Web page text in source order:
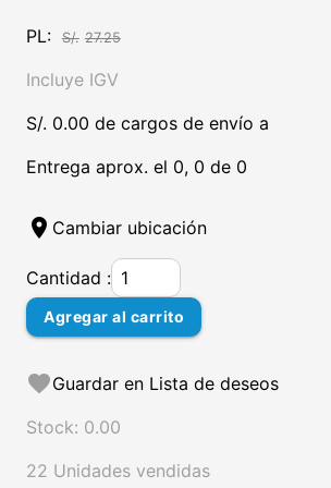
PL: S/. 27.25
Incluye IGV
S/. 0.00 de cargos de envío a
Entrega aprox. el 0, 0 de 0
location_on Cambiar ubicación
Cantidad :
Agregar al carrito
favoriteGuardar en Lista de deseos
Stock: 0.00
22 Unidades vendidas